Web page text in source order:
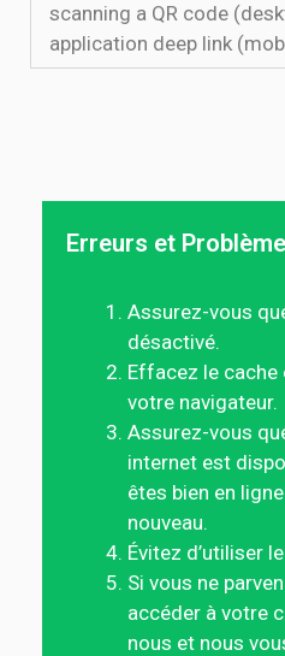
scanning a QR code
application deep link
Erreurs et
Assurez-vous
désactivé.
Effacez le
votre navigateur.
Assurez-vous
internet est
êtes bien en
nouveau.
Évitez d’utiliser
Si vous ne
accéder à votre
nous et nous